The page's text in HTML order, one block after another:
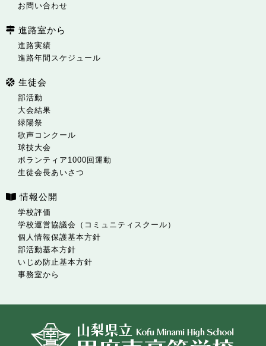
お問い合わせ
進路室から
進路実績
進路年間スケジュール
生徒会
部活動
大会結果
緑陽祭
歌声コンクール
球技大会
ボランティア1000回運動
生徒会長あいさつ
情報公開
学校評価
学校運営協議会（コミュニティスクール）
個人情報保護基本方針
部活動基本方針
いじめ防止基本方針
事務室から